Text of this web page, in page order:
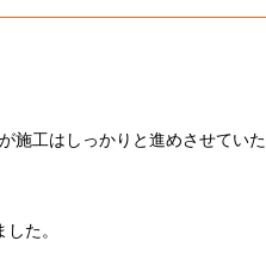
施工はしっかりと進めさせてい
た。